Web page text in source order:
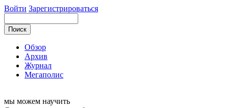
Войти Зарегистрироваться
Обзор
Архив
Журнал
Мегаполис
мы можем научить